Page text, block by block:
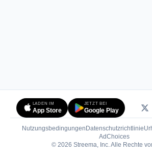
LADEN IM
App Store
JETZT BEI
Google Play
Nutzungsbedingungen Datenschutzrichtlinie
AdChoices(öffnet
© 2026 Streema, Inc. Alle Rechte